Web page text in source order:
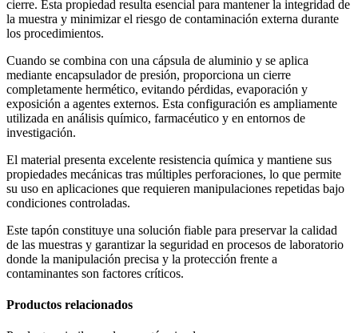
cierre. Esta propiedad resulta esencial para mantener la integridad de
la muestra y minimizar el riesgo de contaminación externa durante
los procedimientos.
Cuando se combina con una cápsula de aluminio y se aplica
mediante encapsulador de presión, proporciona un cierre
completamente hermético, evitando pérdidas, evaporación y
exposición a agentes externos. Esta configuración es ampliamente
utilizada en análisis químico, farmacéutico y en entornos de
investigación.
El material presenta excelente resistencia química y mantiene sus
propiedades mecánicas tras múltiples perforaciones, lo que permite
su uso en aplicaciones que requieren manipulaciones repetidas bajo
condiciones controladas.
Este tapón constituye una solución fiable para preservar la calidad
de las muestras y garantizar la seguridad en procesos de laboratorio
donde la manipulación precisa y la protección frente a
contaminantes son factores críticos.
Productos relacionados